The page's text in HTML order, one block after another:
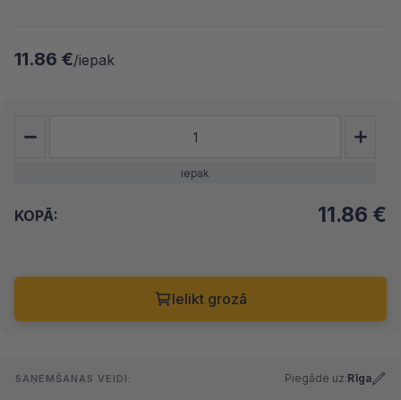
11.86 €/iepak
iepak
KOPĀ: 11.86 €
Ielikt grozā
SAŅEMŠANAS VEIDI: Piegāde uz:Rīga